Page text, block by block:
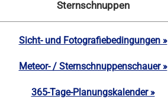
Sternschnuppen
Sicht- und Fotografiebedingungen »
Meteor- / Sternschnuppenschauer »
365-Tage-Planungskalender »